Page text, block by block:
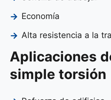
Economía
Alta resistencia a la
Aplicaciones
simple torsión